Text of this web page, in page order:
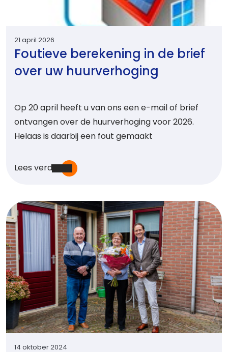
21 april 2026
Foutieve berekening in de brief
over uw huurverhoging
Op 20 april heeft u van ons een e-mail of brief
ontvangen over de huurverhoging voor 2026.
Helaas is daarbij een fout gemaakt
Lees verder
14 oktober 2024